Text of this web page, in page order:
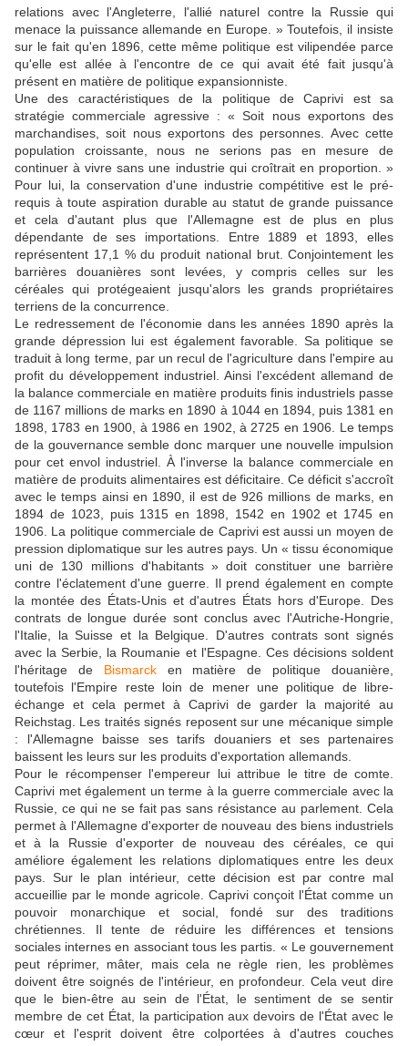
relations avec l'Angleterre, l'allié naturel contre la Russie qui
menace la puissance allemande en Europe. » Toutefois, il insiste
sur le fait qu'en 1896, cette même politique est vilipendée parce
qu'elle est allée à l'encontre de ce qui avait été fait jusqu'à
présent en matière de politique expansionniste.
Une des caractéristiques de la politique de Caprivi est sa
stratégie commerciale agressive : « Soit nous exportons des
marchandises, soit nous exportons des personnes. Avec cette
population croissante, nous ne serions pas en mesure de
continuer à vivre sans une industrie qui croîtrait en proportion. »
Pour lui, la conservation d'une industrie compétitive est le pré-
requis à toute aspiration durable au statut de grande puissance
et cela d'autant plus que l'Allemagne est de plus en plus
dépendante de ses importations. Entre 1889 et 1893, elles
représentent 17,1 % du produit national brut. Conjointement les
barrières douanières sont levées, y compris celles sur les
céréales qui protégeaient jusqu'alors les grands propriétaires
terriens de la concurrence.
Le redressement de l'économie dans les années 1890 après la
grande dépression lui est également favorable. Sa politique se
traduit à long terme, par un recul de l'agriculture dans l'empire au
profit du développement industriel. Ainsi l'excédent allemand de
la balance commerciale en matière produits finis industriels passe
de 1167 millions de marks en 1890 à 1044 en 1894, puis 1381 en
1898, 1783 en 1900, à 1986 en 1902, à 2725 en 1906. Le temps
de la gouvernance semble donc marquer une nouvelle impulsion
pour cet envol industriel. À l'inverse la balance commerciale en
matière de produits alimentaires est déficitaire. Ce déficit s'accroît
avec le temps ainsi en 1890, il est de 926 millions de marks, en
1894 de 1023, puis 1315 en 1898, 1542 en 1902 et 1745 en
1906. La politique commerciale de Caprivi est aussi un moyen de
pression diplomatique sur les autres pays. Un « tissu économique
uni de 130 millions d'habitants » doit constituer une barrière
contre l'éclatement d'une guerre. Il prend également en compte
la montée des États-Unis et d'autres États hors d'Europe. Des
contrats de longue durée sont conclus avec l'Autriche-Hongrie,
l'Italie, la Suisse et la Belgique. D'autres contrats sont signés
avec la Serbie, la Roumanie et l'Espagne. Ces décisions soldent
l'héritage de Bismarcken matière de politique douanière,
toutefois l'Empire reste loin de mener une politique de libre-
échange et cela permet à Caprivi de garder la majorité au
Reichstag. Les traités signés reposent sur une mécanique simple
: l'Allemagne baisse ses tarifs douaniers et ses partenaires
baissent les leurs sur les produits d'exportation allemands.
Pour le récompenser l'empereur lui attribue le titre de comte.
Caprivi met également un terme à la guerre commerciale avec la
Russie, ce qui ne se fait pas sans résistance au parlement. Cela
permet à l'Allemagne d'exporter de nouveau des biens industriels
et à la Russie d'exporter de nouveau des céréales, ce qui
améliore également les relations diplomatiques entre les deux
pays. Sur le plan intérieur, cette décision est par contre mal
accueillie par le monde agricole. Caprivi conçoit l'État comme un
pouvoir monarchique et social, fondé sur des traditions
chrétiennes. Il tente de réduire les différences et tensions
sociales internes en associant tous les partis. « Le gouvernement
peut réprimer, mâter, mais cela ne règle rien, les problèmes
doivent être soignés de l'intérieur, en profondeur. Cela veut dire
que le bien-être au sein de l'État, le sentiment de se sentir
membre de cet État, la participation aux devoirs de l'État avec le
cœur et l'esprit doivent être colportées à d'autres couches